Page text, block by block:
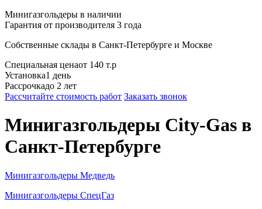
Минигазгольдеры в наличии
Гарантия от производителя 3 года
Собственные склады в Санкт-Петербурге и Москве
Специальная ценаот 140 т.р
Установка1 день
Рассрочкадо 2 лет
Рассчитайте стоимость работ Заказать звонок
Минигазгольдеры City-Gas в
Санкт-Петербурге
Минигазгольдеры Медведь
Минигазгольдеры СпецГаз